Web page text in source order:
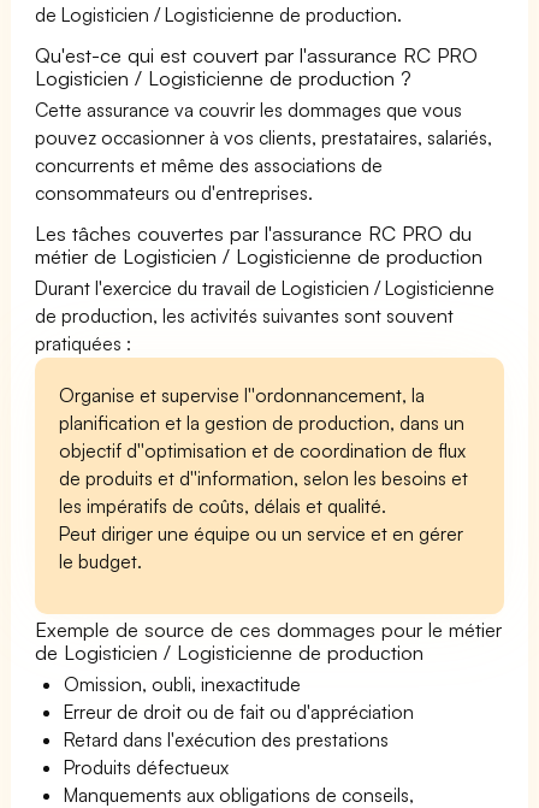
de Logisticien / Logisticienne de production.
Qu'est-ce qui est couvert par l'assurance RC PRO
Logisticien / Logisticienne de production ?
Cette assurance va couvrir les dommages que vous
pouvez occasionner à vos clients, prestataires, salariés,
concurrents et même des associations de
consommateurs ou d'entreprises.
Les tâches couvertes par l'assurance RC PRO du
métier de Logisticien / Logisticienne de production
Durant l'exercice du travail de Logisticien / Logisticienne
de production, les activités suivantes sont souvent
pratiquées :
Organise et supervise l''ordonnancement, la
planification et la gestion de production, dans un
objectif d''optimisation et de coordination de flux
de produits et d''information, selon les besoins et
les impératifs de coûts, délais et qualité.
Peut diriger une équipe ou un service et en gérer
le budget.
Exemple de source de ces dommages pour le métier
de Logisticien / Logisticienne de production
Omission, oubli, inexactitude
Erreur de droit ou de fait ou d'appréciation
Retard dans l'exécution des prestations
Produits défectueux
Manquements aux obligations de conseils,